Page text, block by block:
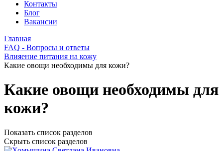
Контакты
Блог
Вакансии
Главная
FAQ - Вопросы и ответы
Влияение питания на кожу
Какие овощи необходимы для кожи?
Какие овощи необходимы для
кожи?
Показать список разделов
Скрыть список разделов